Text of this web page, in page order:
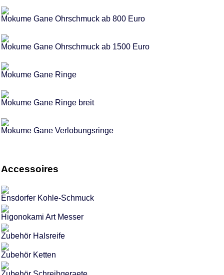
Mokume Gane Ohrschmuck ab 800 Euro
Mokume Gane Ohrschmuck ab 1500 Euro
Mokume Gane Ringe
Mokume Gane Ringe breit
Mokume Gane Verlobungsringe
Accessoires
Ensdorfer Kohle-Schmuck
Higonokami Art Messer
Zubehör Halsreife
Zubehör Ketten